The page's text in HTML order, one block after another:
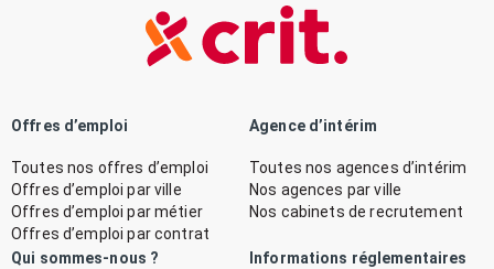
Offres d’emploi
Toutes nos offres d’emploi
Offres d’emploi par ville
Offres d’emploi par métier
Offres d’emploi par contrat
Agence d’intérim
Toutes nos agences d’intérim
Nos agences par ville
Nos cabinets de recrutement
Qui sommes-nous ? Informations réglementaires